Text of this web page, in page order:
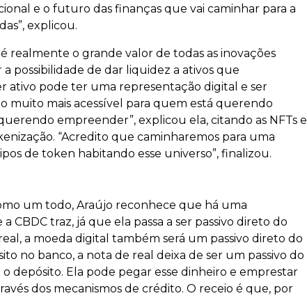
e o futuro das finanças que vai caminhar para a
explicou.
realmente o grande valor de todas as inovações
a possibilidade de dar liquidez a ativos que
pode ter uma representação digital e ser
mais acessível para quem está querendo
empreender”, explicou ela, citando as NFTs e
“Acredito que caminharemos para uma
de token habitando esse universo”, finalizou.
um todo, Araújo reconhece que há uma
traz, já que ela passa a ser passivo direto do
a moeda digital também será um passivo direto do
no banco, a nota de real deixa de ser um passivo do
depósito. Ela pode pegar esse dinheiro e emprestar
dos mecanismos de crédito. O receio é que, por